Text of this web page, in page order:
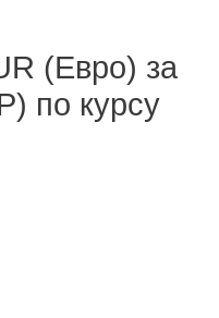
(Евро) за
по курсу